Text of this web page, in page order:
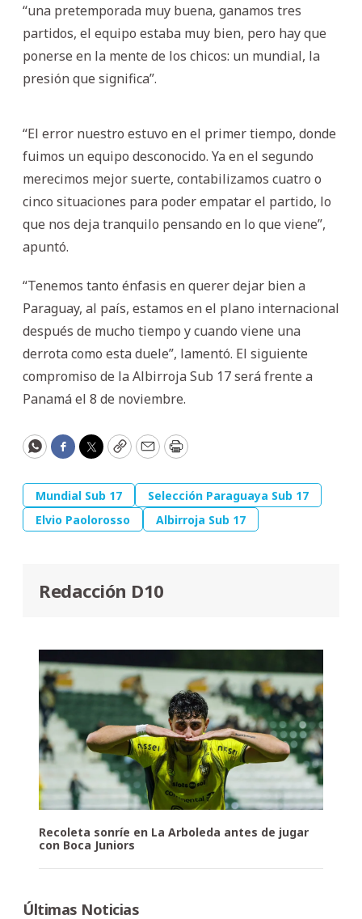
“una pretemporada muy buena, ganamos tres
partidos, el equipo estaba muy bien, pero hay que
ponerse en la mente de los chicos: un mundial, la
presión que significa”.
“El error nuestro estuvo en el primer tiempo, donde
fuimos un equipo desconocido. Ya en el segundo
merecimos mejor suerte, contabilizamos cuatro o
cinco situaciones para poder empatar el partido, lo
que nos deja tranquilo pensando en lo que viene”,
apuntó.
“Tenemos tanto énfasis en querer dejar bien a
Paraguay, al país, estamos en el plano internacional
después de mucho tiempo y cuando viene una
derrota como esta duele”, lamentó. El siguiente
compromiso de la Albirroja Sub 17 será frente a
Panamá el 8 de noviembre.
WhatsApp
Facebook
Twitter
CopyEmailPrint
Mundial Sub 17
Selección Paraguaya Sub 17
Elvio Paolorosso
Albirroja Sub 17
Redacción D10
Recoleta sonríe en La Arboleda antes de jugar
con Boca Juniors
Últimas Noticias